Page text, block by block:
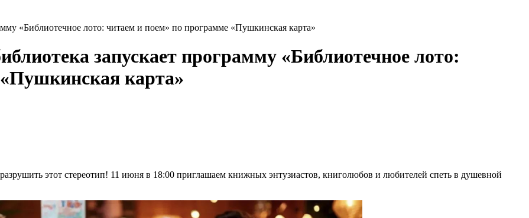
«Библиотечное лото: читаем и поем» по программе «Пушкинская карта»
запускает программу «Библиотечное лото:
карта»
этот стереотип! 11 июня в 18:00 приглашаем книжных энтузиастов, книголюбов и любителей спеть в душевной